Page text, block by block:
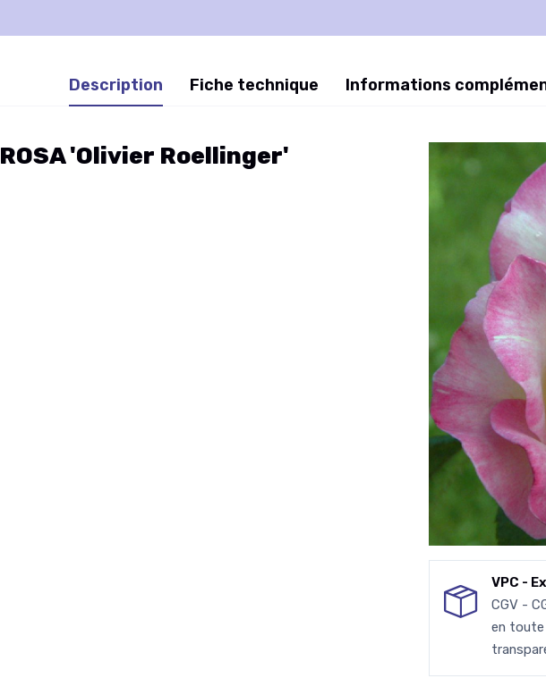
Description Fiche technique Informations
ROSA 'Olivier Roellinger'
VPC -
CGV -
en toute